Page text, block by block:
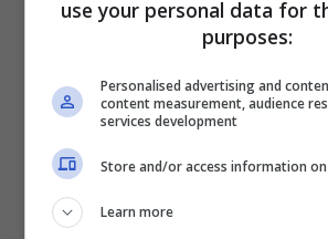
use your personal data for
purposes:
Personalised advertising and
content measurement, audience
services development
Store and/or access information on
Learn more